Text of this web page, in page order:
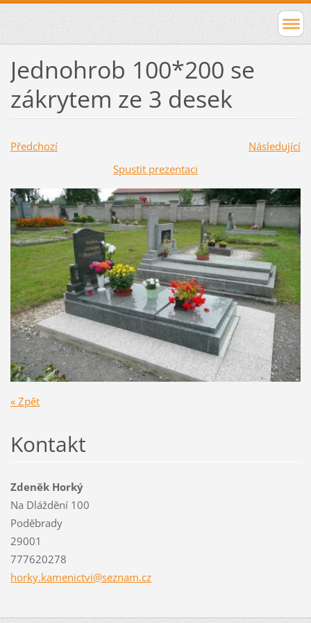
Jednohrob 100*200 se
zákrytem ze 3 desek
Předchozí
Následující
Spustit prezentaci
« Zpět
Kontakt
Zdeněk Horký
Na Dláždění 100
Poděbrady
29001
777620278
horky.kamenictvi@seznam.cz